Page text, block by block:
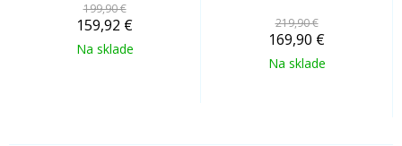
199,90 €
159,92 €
Na sklade
219,90 €
169,90 €
Na sklade